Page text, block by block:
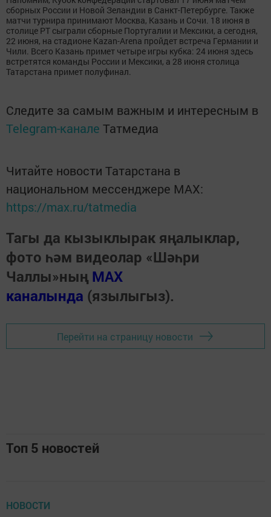
сборных России и Новой Зеландии в Санкт-Петербурге. Также
матчи турнира принимают Москва, Казань и Сочи. 18 июня в
столице РТ сыграли сборные Португалии и Мексики, а сегодня,
22 июня, на стадионе Kazan-Arena пройдет встреча Германии и
Чили. Всего Казань примет четыре игры кубка: 24 июня здесь
встретятся команды России и Мексики, а 28 июня столица
Татарстана примет полуфинал.
Следите за самым важным и интересным в
Telegram-канале Татмедиа
Читайте новости Татарстана в
национальном мессенджере MАХ:
https://max.ru/tatmedia
Тагы да кызыклырак яңалыклар,
фото һәм видеолар «Шәһри
Чаллы»ның MAX
каналында (язылыгыз).
Перейти на страницу новости
Топ 5 новостей
НОВОСТИ